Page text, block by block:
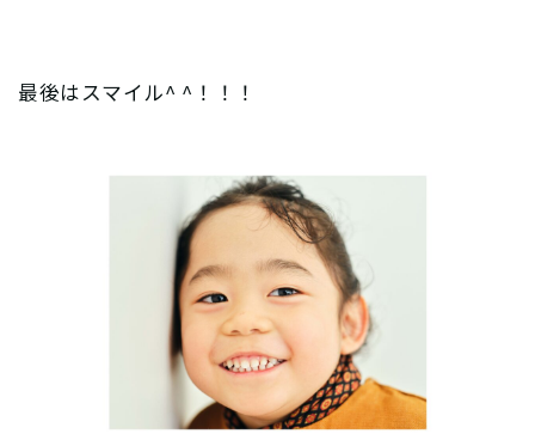
最後はスマイル^ ^！！！